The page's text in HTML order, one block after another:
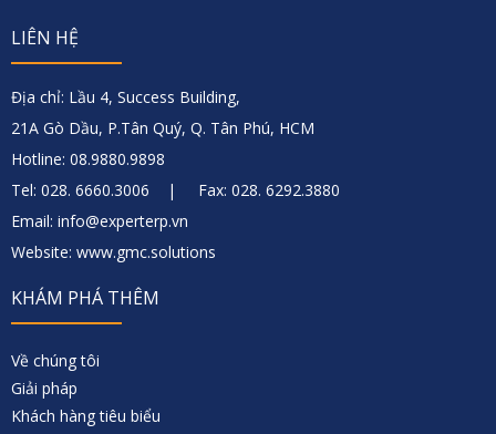
LIÊN HỆ
Địa chỉ: Lầu 4, Success Building,
21A Gò Dầu, P.Tân Quý, Q. Tân Phú, HCM
Hotline: 08.9880.9898
Tel: 028. 6660.3006 | Fax: 028. 6292.3880
Email: info@experterp.vn
Website: www.gmc.solutions
KHÁM PHÁ THÊM
Về chúng tôi
Giải pháp
Khách hàng tiêu biểu